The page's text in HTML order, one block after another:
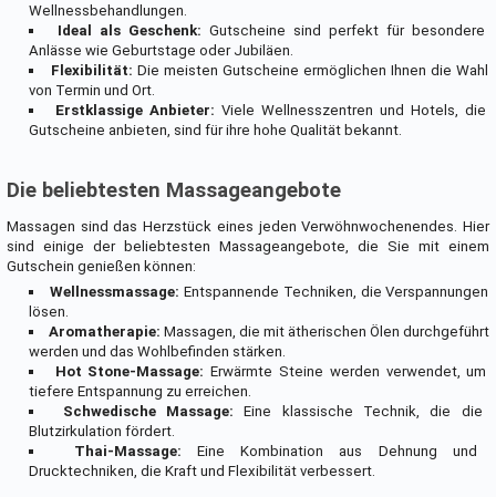
Wellnessbehandlungen.
Ideal als Geschenk: Gutscheine sind perfekt für besondere
Anlässe wie Geburtstage oder Jubiläen.
Flexibilität: Die meisten Gutscheine ermöglichen Ihnen die Wahl
von Termin und Ort.
Erstklassige Anbieter: Viele Wellnesszentren und Hotels, die
Gutscheine anbieten, sind für ihre hohe Qualität bekannt.
Die beliebtesten Massageangebote
Massagen sind das Herzstück eines jeden Verwöhnwochenendes. Hier
sind einige der beliebtesten Massageangebote, die Sie mit einem
Gutschein genießen können:
Wellnessmassage: Entspannende Techniken, die Verspannungen
lösen.
Aromatherapie: Massagen, die mit ätherischen Ölen durchgeführt
werden und das Wohlbefinden stärken.
Hot Stone-Massage: Erwärmte Steine werden verwendet, um
tiefere Entspannung zu erreichen.
Schwedische Massage: Eine klassische Technik, die die
Blutzirkulation fördert.
Thai-Massage: Eine Kombination aus Dehnung und
Drucktechniken, die Kraft und Flexibilität verbessert.